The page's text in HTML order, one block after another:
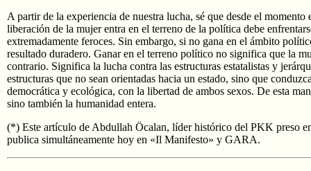
A partir de la experiencia de nuestra lucha, sé que desde el
liberación de la mujer entra en el terreno de la política debe
extremadamente feroces. Sin embargo, si no gana en el ámbito
resultado duradero. Ganar en el terreno político no significa que la
contrario. Significa la lucha contra las estructuras estatalistas y
estructuras que no sean orientadas hacia un estado, sino que
democrática y ecológica, con la libertad de ambos sexos. De esta
sino también la humanidad entera.
(*) Este artículo de Abdullah Öcalan, líder histórico del PKK preso
publica simultáneamente hoy en «Il Manifesto» y GARA.